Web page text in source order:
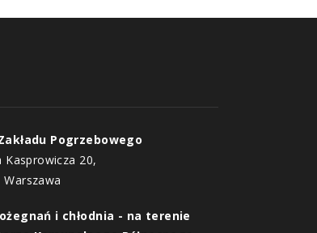
Pogrzebowego
Kasprowicza 20,
Warszawa
i chłodnia - na terenie